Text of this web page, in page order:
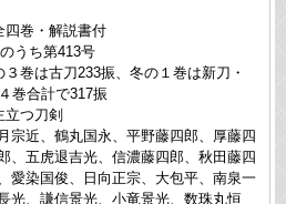
四巻・解説書付
うち第413号
巻は古刀233振、冬の１巻は新刀・
巻合計で317振
つ刀剣
宗近、鶴丸国永、平野藤四郎、厚藤四
、五虎退吉光、信濃藤四郎、秋田藤四
愛染国俊、日向正宗、大包平、南泉一
光、謙信景光、小竜景光、数珠丸恒